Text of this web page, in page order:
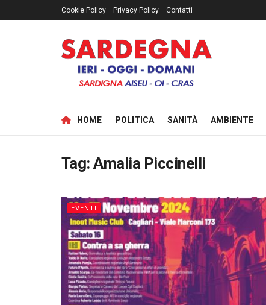
Cookie Policy Privacy Policy Contatti
HOME POLITICA SANITÀ AMBIENTE
Tag:Amalia Piccinelli
EVENTI